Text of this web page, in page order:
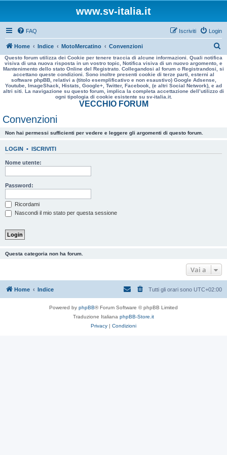
www.sv-italia.it
FAQ Login
Iscriviti
Home Indice MotoMercatino Convenzioni
e
r
a
Questo forum utilizza dei Cookie per tenere traccia di alcune informazioni. Quali notifica
visiva di una nuova risposta in un vostro topic, Notifica visiva di un nuovo argomento, e
Mantenimento dello stato Online del Registrato. Collegandosi al forum o Registrandosi, si
accettano queste condizioni. Sono inoltre presenti cookie di terze parti, esterni al
software phpBB, relativi a (titolo esemplificativo e non esaustivo) Google Adsense,
Youtube, ImageShack, Histats, Google+, Twitter, Facebook, (e altri Social Network), e ad
altri siti. La navigazione su questo forum, implica la completa accettazione dell’utilizzo di
ogni tipologia di cookie esistente su sv-italia.it.
VECCHIO FORUM
Convenzioni
Non hai permessi sufficienti per vedere e leggere gli argomenti di questo forum.
LOGIN • ISCRIVITI
Nome utente:
Password:
Ricordami
Nascondi il mio stato per questa sessione
Questa categoria non ha forum.
Vai a
Home Indice Tutti gli orari sono UTC+02:00
Powered by phpBB® Forum Software © phpBB Limited
Traduzione Italiana phpBB-Store.it
Privacy | Condizioni